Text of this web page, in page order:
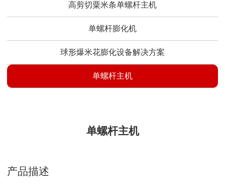
高剪切粟米条单螺杆主机
单螺杆膨化机
球形爆米花膨化设备解决方案
单螺杆主机
单螺杆主机
产品描述